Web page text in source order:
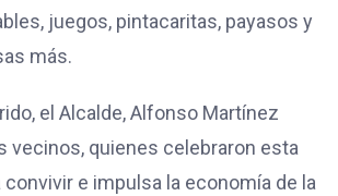
juegos, pintacaritas, payasos y
más.
el Alcalde, Alfonso Martínez
vecinos, quienes celebraron esta
convivir e impulsa la economía de la